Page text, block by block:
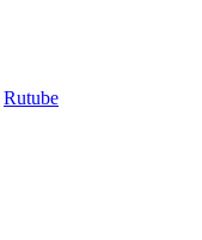
Rutube